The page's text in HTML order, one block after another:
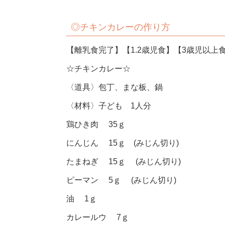
◎チキンカレーの作り方
【離乳食完了】【1.2歳児食】【3歳児以上
☆チキンカレー☆
〈道具〉包丁、まな板、鍋
〈材料〉子ども 1人分
鶏ひき肉 35ｇ
にんじん 15ｇ (みじん切り)
たまねぎ 15ｇ (みじん切り)
ピーマン 5ｇ (みじん切り)
油 1ｇ
カレールウ 7ｇ